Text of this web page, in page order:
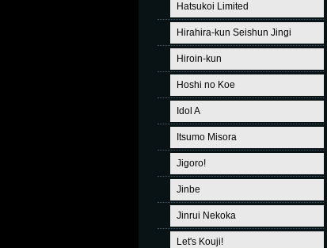
Hatsukoi Limited
Hirahira-kun Seishun Jingi
Hiroin-kun
Hoshi no Koe
Idol A
Itsumo Misora
Jigoro!
Jinbe
Jinrui Nekoka
Let's Kouji!